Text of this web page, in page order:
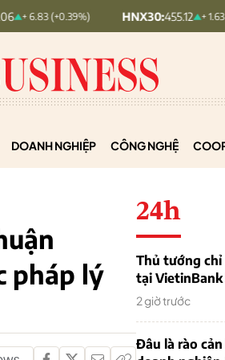
HNX30:455.12 + 1.63 (+0.36%)
DOANH NGHIỆP CÔNG NGHỆ
pháp lý
24h
Thủ tướng chỉ
tại
2 giờ trước
Đâu là rào